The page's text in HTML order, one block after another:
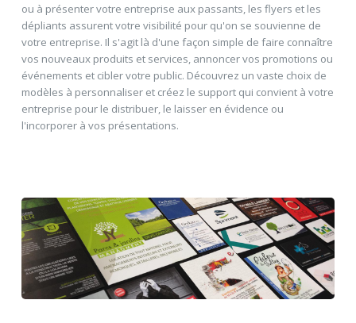
ou à présenter votre entreprise aux passants, les flyers et les
dépliants assurent votre visibilité pour qu'on se souvienne de
votre entreprise. Il s'agit là d'une façon simple de faire connaître
vos nouveaux produits et services, annoncer vos promotions ou
événements et cibler votre public. Découvrez un vaste choix de
modèles à personnaliser et créez le support qui convient à votre
entreprise pour le distribuer, le laisser en évidence ou
l'incorporer à vos présentations.